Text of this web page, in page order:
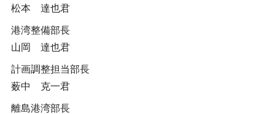
松本 達也君
港湾整備部長
山岡 達也君
計画調整担当部長
薮中 克一君
離島港湾部長